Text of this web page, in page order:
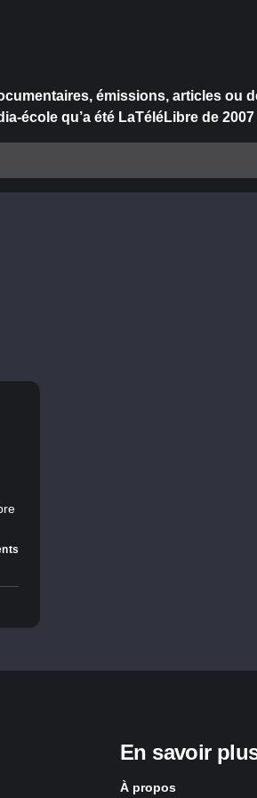
émissions, articles ou
école qu’a été LaTéléLibre de 2007
En savoir
À propos